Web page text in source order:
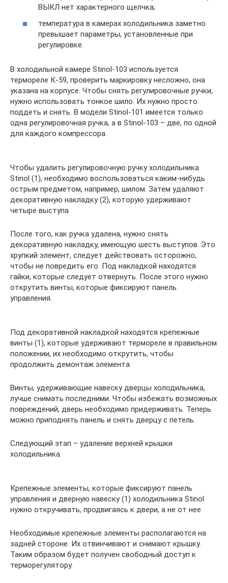
ВЫКЛ нет характерного щелчка;
температура в камерах холодильника заметно
превышает параметры, установленные при
регулировке.
В холодильной камере Stinol-103 используется
термореле К-59, проверить маркировку несложно, она
указана на корпусе. Чтобы снять регулировочные ручки,
нужно использовать тонкое шило. Их нужно просто
поддеть и снять. В модели Stinol-101 имеется только
одна регулировочная ручка, а в Stinol-103 – две, по одной
для каждого компрессора.
Чтобы удалить регулировочную ручку холодильника
Stinol (1), необходимо воспользоваться каким-нибудь
острым предметом, например, шилом. Затем удаляют
декоративную накладку (2), которую удерживают
четыре выступа
После того, как ручка удалена, нужно снять
декоративную накладку, имеющую шесть выступов. Это
хрупкий элемент, следует действовать осторожно,
чтобы не повредить его. Под накладкой находятся
гайки, которые следует отвернуть. После этого нужно
открутить винты, которые фиксируют панель
управления.
Под декоративной накладкой находятся крепежные
винты (1), которые удерживают термореле в правильном
положении, их необходимо открутить, чтобы
продолжить демонтаж элемента
Винты, удерживающие навеску дверцы холодильника,
лучше снимать последними. Чтобы избежать возможных
повреждений, дверь необходимо придерживать. Теперь
можно приподнять панель и снять дверцу с петель.
Следующий этап – удаление верхней крышки
холодильника.
Крепежные элементы, которые фиксируют панель
управления и дверную навеску (1) холодильника Stinol
нужно откручивать, продвигаясь к двери, а не от нее
Необходимые крепежные элементы располагаются на
задней стороне. Их отвинчивают и снимают крышку.
Таким образом будет получен свободный доступ к
терморегулятору.